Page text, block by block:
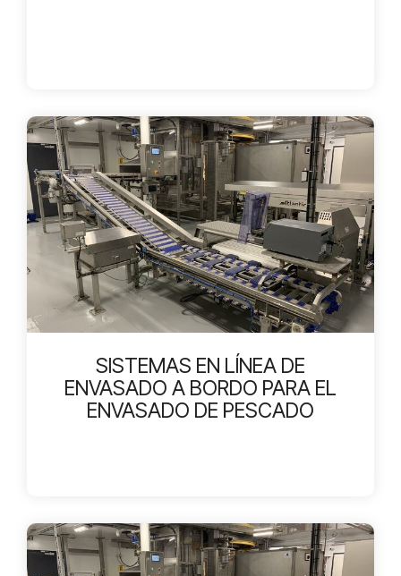
SISTEMAS EN LÍNEA DE
ENVASADO A BORDO PARA EL
ENVASADO DE PESCADO